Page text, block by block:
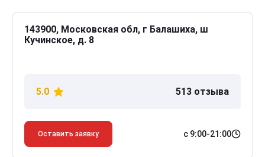
143900, Московская обл, г Балашиха, ш
Кучинское, д. 8
5.0 513 отзыва
Оставить заявку с 9:00-21:00